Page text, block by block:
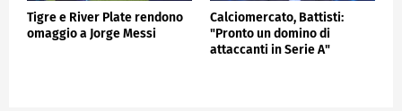
Tigre e River Plate rendono
omaggio a Jorge Messi
Calciomercato, Battisti:
"Pronto un domino di
attaccanti in Serie A"